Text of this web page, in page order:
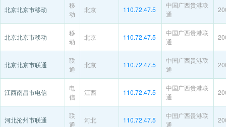
北京北京市移动
移
动
北京 110.72.47.5
中国广西贵港联
通
北京北京市移动
移
动
北京 110.72.47.5
中国广西贵港联
通
北京北京市联通
联
通
北京 110.72.47.5
中国广西贵港联
通
江西南昌市电信
电
信
江西 110.72.47.5
中国广西贵港联
通
河北沧州市联通
联
通
河北 110.72.47.5
中国广西贵港联
通